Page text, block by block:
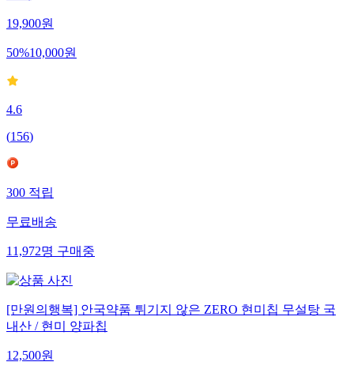
19,900원
50%10,000원
4.6
(156)
300 적립
무료배송
11,972명 구매중
[만원의행복] 안국약품 튀기지 않은 ZERO 현미칩 무설탕 국
내산 / 현미 양파칩
12,500원